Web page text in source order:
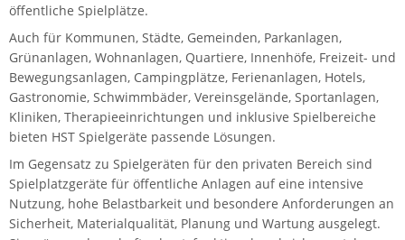
öffentliche Spielplätze.
Auch für Kommunen, Städte, Gemeinden, Parkanlagen,
Grünanlagen, Wohnanlagen, Quartiere, Innenhöfe, Freizeit- und
Bewegungsanlagen, Campingplätze, Ferienanlagen, Hotels,
Gastronomie, Schwimmbäder, Vereinsgelände, Sportanlagen,
Kliniken, Therapieeinrichtungen und inklusive Spielbereiche
bieten HST Spielgeräte passende Lösungen.
Im Gegensatz zu Spielgeräten für den privaten Bereich sind
Spielplatzgeräte für öffentliche Anlagen auf eine intensive
Nutzung, hohe Belastbarkeit und besondere Anforderungen an
Sicherheit, Materialqualität, Planung und Wartung ausgelegt.